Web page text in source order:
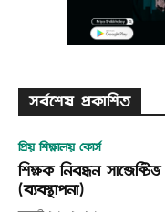
সর্বশেষ প্রকাশিত
প্রিয় শিক্ষালয় কোর্স
শিক্ষক নিবন্ধন সাব্জেক্টিভ
(ব্যবস্থাপনা)